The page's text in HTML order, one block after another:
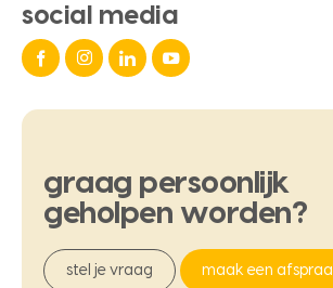
social media
graag persoonlijk
geholpen worden?
stel je vraag maak een